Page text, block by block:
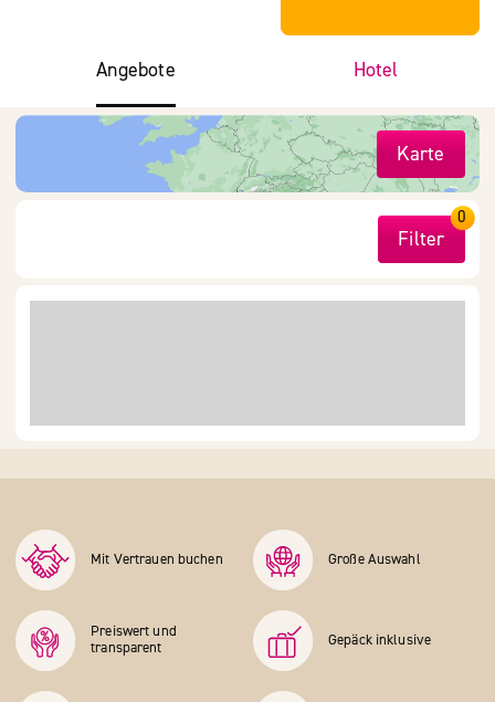
Angebote Hotel
Karte
Filter
0
Mit Vertrauen buchen Große Auswahl
Preiswert und
transparent
Gepäck inklusive